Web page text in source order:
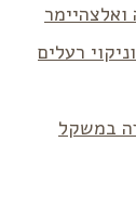
רעלים
במשקל